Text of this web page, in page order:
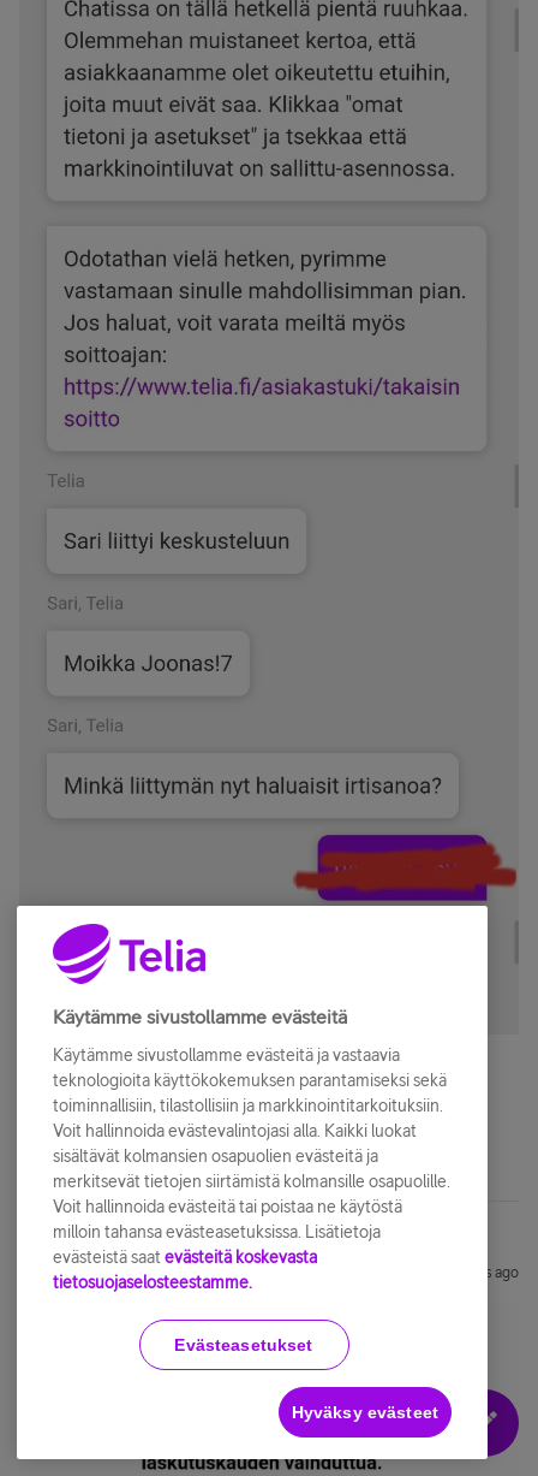
ReOlivia: Upotettu kuvat viestiin
JKivela94 Forum|Forum|6 years ago
Käytämme sivustollamme evästeitä
Käytämme sivustollamme evästeitä ja vastaavia
teknologioita käyttökokemuksen parantamiseksi sekä
toiminnallisiin, tilastollisiin ja markkinointitarkoituksiin.
Voit hallinnoida evästevalintojasi alla. Kaikki luokat
sisältävät kolmansien osapuolien evästeitä ja
merkitsevät tietojen siirtämistä kolmansille osapuolille.
Voit hallinnoida evästeitä tai poistaa ne käytöstä
milloin tahansa evästeasetuksissa. Lisätietoja
evästeistä saat evästeitä koskevasta
tietosuojaselosteestamme.
Evästeasetukset
Hyväksy evästeet